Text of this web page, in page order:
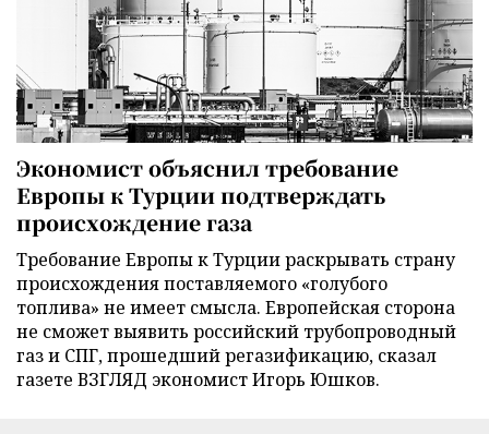
Экономист объяснил требование
Европы к Турции подтверждать
происхождение газа
Требование Европы к Турции раскрывать страну
происхождения поставляемого «голубого
топлива» не имеет смысла. Европейская сторона
не сможет выявить российский трубопроводный
газ и СПГ, прошедший регазификацию, сказал
газете ВЗГЛЯД экономист Игорь Юшков.